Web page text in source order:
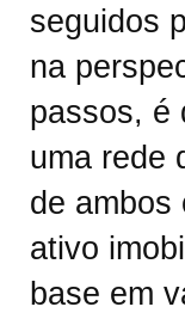
seguidos
na
passos, é
uma rede
de ambos
ativo
base em